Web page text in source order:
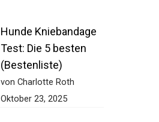
Hunde Kniebandage
Test: Die 5 besten
(Bestenliste)
von Charlotte Roth
Oktober 23, 2025